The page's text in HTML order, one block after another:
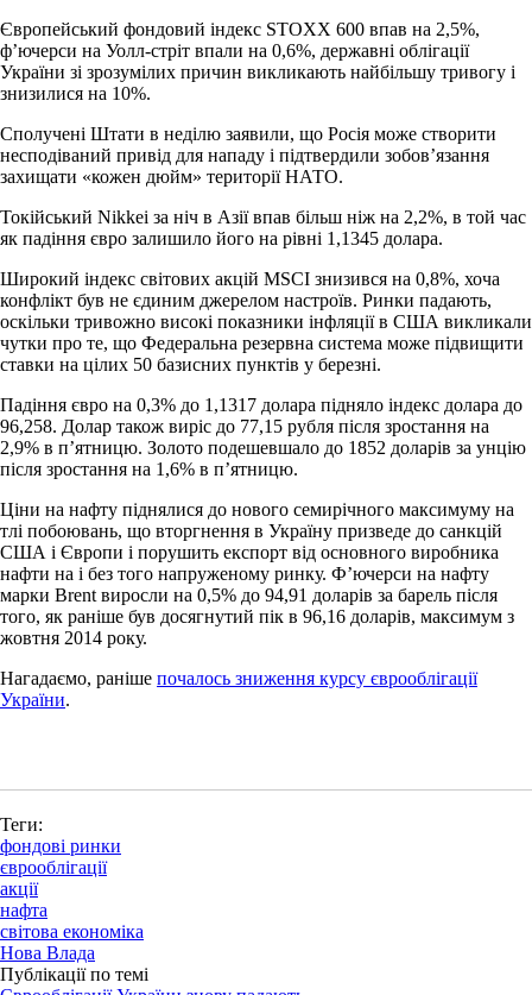
Європейський фондовий індекс STOXX 600 впав на 2,5%,
ф’ючерси на Уолл-стріт впали на 0,6%, державні облігації
України зі зрозумілих причин викликають найбільшу тривогу і
знизилися на 10%.
Сполучені Штати в неділю заявили, що Росія може створити
несподіваний привід для нападу і підтвердили зобов’язання
захищати «кожен дюйм» території НАТО.
Токійський Nikkei за ніч в Азії впав більш ніж на 2,2%, в той час
як падіння євро залишило його на рівні 1,1345 долара.
Широкий індекс світових акцій MSCI знизився на 0,8%, хоча
конфлікт був не єдиним джерелом настроїв. Ринки падають,
оскільки тривожно високі показники інфляції в США викликали
чутки про те, що Федеральна резервна система може підвищити
ставки на цілих 50 базисних пунктів у березні.
Падіння євро на 0,3% до 1,1317 долара підняло індекс долара до
96,258. Долар також виріс до 77,15 рубля після зростання на
2,9% в п’ятницю. Золото подешевшало до 1852 доларів за унцію
після зростання на 1,6% в п’ятницю.
Ціни на нафту піднялися до нового семирічного максимуму на
тлі побоювань, що вторгнення в Україну призведе до санкцій
США і Європи і порушить експорт від основного виробника
нафти на і без того напруженому ринку. Ф’ючерси на нафту
марки Brent виросли на 0,5% до 94,91 доларів за барель після
того, як раніше був досягнутий пік в 96,16 доларів, максимум з
жовтня 2014 року.
Нагадаємо, раніше почалось зниження курсу єврооблігації
України.
Теги:
фондові ринки
єврооблігації
акції
нафта
світова економіка
Нова Влада
Публікації по темі